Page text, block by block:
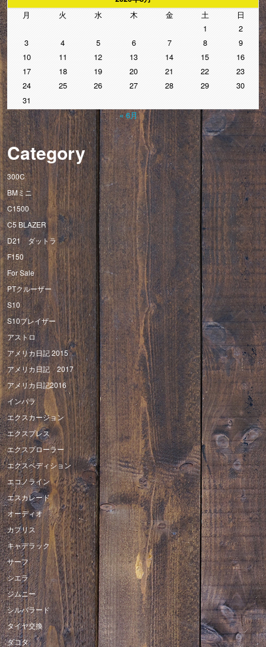
月 火 水 木 金 土
日
1
2
3
4 5 6 7 8
9
10
11 12 13 14 15
16
17
18 19 20 21 22
23
24
25 26 27 28 29
30
31
« 6月
Category
300C
BMミニ
C1500
C5 BLAZER
D21 ダットラ
F150
For Sale
PTクルーザー
S10
S10ブレイザー
アストロ
アメリカ日記 2015
アメリカ日記 2017
アメリカ日記2016
インパラ
エクスカージョン
エクスプレス
エクスプローラー
エクスペディション
エコノライン
エスカレード
オーディオ
カプリス
キャデラック
サーフ
シエラ
ジムニー
シルバラード
タイヤ交換
ダコタ